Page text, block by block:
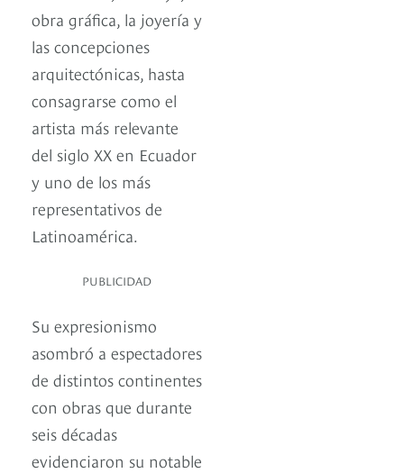
obra gráfica, la joyería y
las concepciones
arquitectónicas, hasta
consagrarse como el
artista más relevante
del siglo XX en Ecuador
y uno de los más
representativos de
Latinoamérica.
PUBLICIDAD
Su expresionismo
asombró a espectadores
de distintos continentes
con obras que durante
seis décadas
evidenciaron su notable